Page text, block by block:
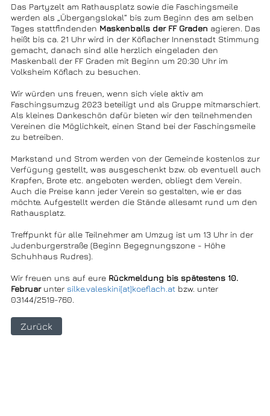
Das Partyzelt am Rathausplatz sowie die Faschingsmeile
werden als „Übergangslokal“ bis zum Beginn des am selben
Tages stattfindenden Maskenballs der FF Graden agieren. Das
heißt bis ca. 21 Uhr wird in der Köflacher Innenstadt Stimmung
gemacht, danach sind alle herzlich eingeladen den
Maskenball der FF Graden mit Beginn um 20:30 Uhr im
Volksheim Köflach zu besuchen.
Wir würden uns freuen, wenn sich viele aktiv am
Faschingsumzug 2023 beteiligt und als Gruppe mitmarschiert.
Als kleines Dankeschön dafür bieten wir den teilnehmenden
Vereinen die Möglichkeit, einen Stand bei der Faschingsmeile
zu betreiben.
Markstand und Strom werden von der Gemeinde kostenlos zur
Verfügung gestellt, was ausgeschenkt bzw. ob eventuell auch
Krapfen, Brote etc. angeboten werden, obliegt dem Verein.
Auch die Preise kann jeder Verein so gestalten, wie er das
möchte. Aufgestellt werden die Stände allesamt rund um den
Rathausplatz.
Treffpunkt für alle Teilnehmer am Umzug ist um 13 Uhr in der
Judenburgerstraße (Beginn Begegnungszone - Höhe
Schuhhaus Rudres).
Wir freuen uns auf eure Rückmeldung bis spätestens 10.
Februarunter silke.valeskini[at]koeflach.atbzw. unter
03144/2519-760.
Zurück